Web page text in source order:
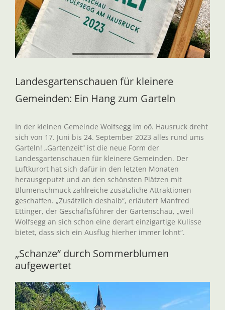
Landesgartenschauen für kleinere
Gemeinden: Ein Hang zum Garteln
In der kleinen Gemeinde Wolfsegg im oö. Hausruck dreht
sich von 17. Juni bis 24. September 2023 alles rund ums
Garteln! „Gartenzeit“ ist die neue Form der
Landesgartenschauen für kleinere Gemeinden. Der
Luftkurort hat sich dafür in den letzten Monaten
herausgeputzt und an den schönsten Plätzen mit
Blumenschmuck zahlreiche zusätzliche Attraktionen
geschaffen. „Zusätzlich deshalb“, erläutert Manfred
Ettinger, der Geschäftsführer der Gartenschau, „weil
Wolfsegg an sich schon eine derart einzigartige Kulisse
bietet, dass sich ein Ausflug hierher immer lohnt“.
„Schanze“ durch Sommerblumen
aufgewertet